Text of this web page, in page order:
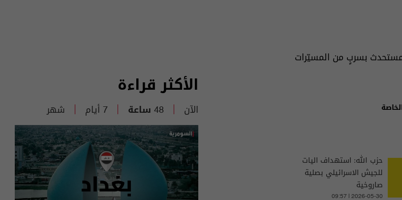
بسربٍ من المسيّرات
حزب الله: استهداف اليات
للجيش الاسرائيلي بصلية
صاروخية
09:57 | 2026-05-30
الأكثر قراءة
الآن 48 ساعة 7 أيام شهر